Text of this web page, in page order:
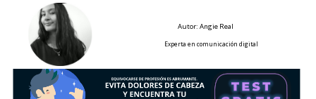
Autor: Angie Real
Experta en comunicación digital